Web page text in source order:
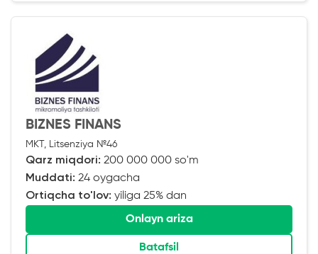
BIZNES FINANS
MKT, Litsenziya №46
Qarz miqdori: 200 000 000 so'm
Muddati: 24 oygacha
Ortiqcha to'lov: yiliga 25% dan
Onlayn ariza
Batafsil